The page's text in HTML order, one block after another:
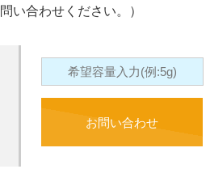
い合わせください。）
お問い合わせ